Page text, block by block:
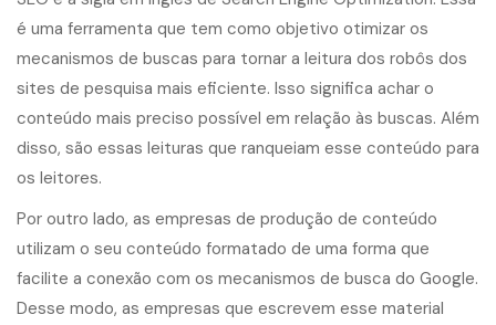
é uma ferramenta que tem como objetivo otimizar os
mecanismos de buscas para tornar a leitura dos robôs dos
sites de pesquisa mais eficiente. Isso significa achar o
conteúdo mais preciso possível em relação às buscas. Além
disso, são essas leituras que ranqueiam esse conteúdo para
os leitores.
Por outro lado, as empresas de produção de conteúdo
utilizam o seu conteúdo formatado de uma forma que
facilite a conexão com os mecanismos de busca do Google.
Desse modo, as empresas que escrevem esse material